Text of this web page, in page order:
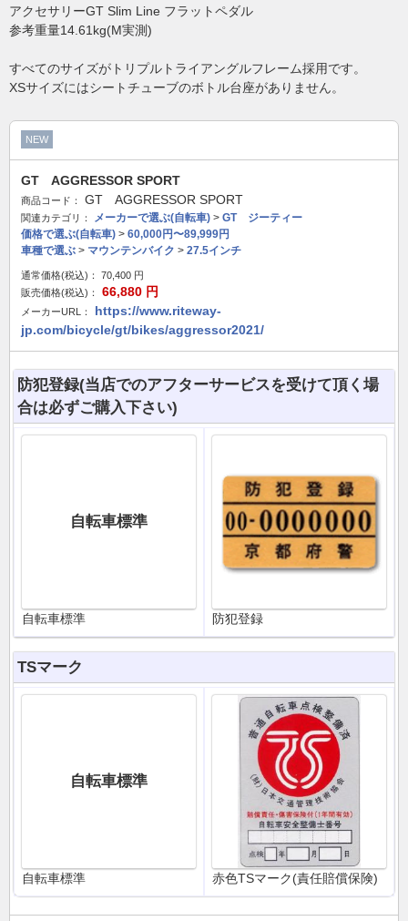
アクセサリーGT Slim Line フラットペダル
参考重量14.61kg(M実測)
すべてのサイズがトリプルトライアングルフレーム採用です。
XSサイズにはシートチューブのボトル台座がありません。
NEW
GT AGGRESSOR SPORT
商品コード： GT AGGRESSOR SPORT
関連カテゴリ： メーカーで選ぶ(自転車) > GT ジーティー
価格で選ぶ(自転車) > 60,000円〜89,999円
車種で選ぶ > マウンテンバイク > 27.5インチ
通常価格(税込)： 70,400 円
販売価格(税込)：
66,880 円
メーカーURL：
https://www.riteway-
jp.com/bicycle/gt/bikes/aggressor2021/
防犯登録(当店でのアフターサービスを受けて頂く場
合は必ずご購入下さい)
自転車標準
自転車標準 防犯登録
TSマーク
自転車標準
自転車標準 赤色TSマーク(責任賠償保険)